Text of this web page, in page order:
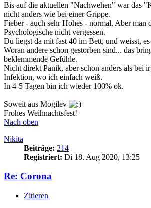
Bis auf die aktuellen "Nachwehen" war das
nicht anders wie bei einer Grippe.
Fieber - auch sehr Hohes - normal. Aber man
Psychologische nicht vergessen.
Du liegst da mit fast 40 im Bett, und weisst,
Woran andere schon gestorben sind... das
beklemmende Gefühle.
Nicht direkt Panik, aber schon anders als bei
Infektion, wo ich einfach weiß.
In 4-5 Tagen bin ich wieder 100% ok.
Soweit aus Mogilev
Frohes Weihnachtsfest!
Nach oben
Nikita
Beiträge: 214
Registriert: Di 18. Aug 2020, 13:25
Re: Corona
Zitieren